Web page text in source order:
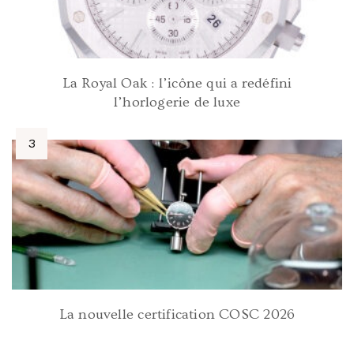
La Royal Oak : l’icône qui a redéfini
l’horlogerie de luxe
La nouvelle certification COSC 2026